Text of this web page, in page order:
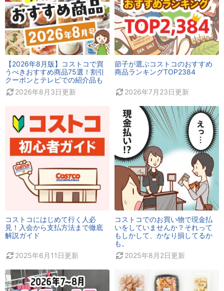
【2026年8月版】コストコで買
うべきおすすめ商品75選！割引
クーポンとテレビでの紹介品も
2026年8月3日更新
節子が選ぶコストコのおすすめ
商品ランキングTOP2384
2026年7月23日更新
コストコにはじめて行く人必
見！入会から支払方法まで徹底
解説ガイド
2025年6月11日更新
コストコでのお買い物で現金払
いをしていませんか？それって
もしかして、かなり損してるか
も。
2025年8月2日更新